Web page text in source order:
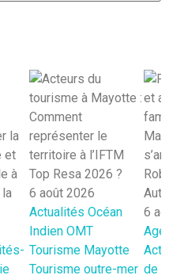
6 août 2026
Actualités Océan
Indien OMT
Tourisme Mayotte
Tourisme outre-mer
6
de